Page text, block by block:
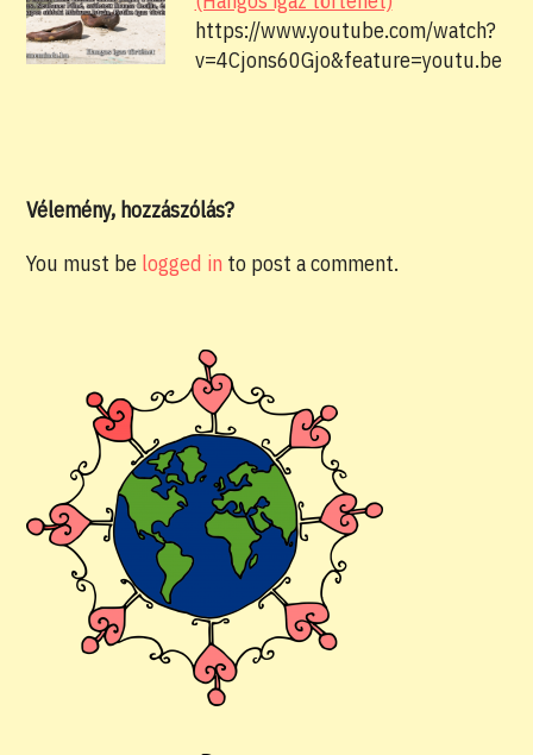
https://www.youtube.com/watch?
v=4Cjons60Gjo&feature=youtu.be
Vélemény, hozzászólás?
You must be logged in to post a comment.